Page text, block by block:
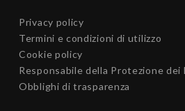
Privacy policy
Termini e condizioni di utilizzo
Cookie policy
Responsabile della Protezione dei
Obblighi di trasparenza